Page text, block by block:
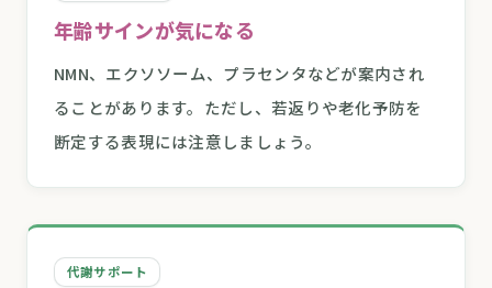
年齢サインが気になる
NMN、エクソソーム、プラセンタなどが案内され
ることがあります。ただし、若返りや老化予防を
断定する表現には注意しましょう。
代謝サポート